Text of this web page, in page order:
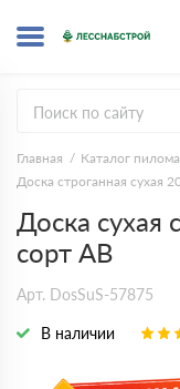
Главная Каталог
Доска строганная сухая
Доска сухая
сорт АВ
Арт. DosSuS-57875
В наличии